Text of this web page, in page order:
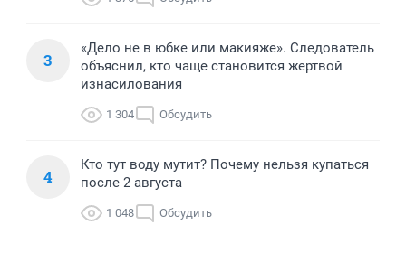
3
«Дело не в юбке или макияже». Следователь
объяснил, кто чаще становится жертвой
изнасилования
1 304 Обсудить
4
Кто тут воду мутит? Почему нельзя купаться
после 2 августа
1 048 Обсудить